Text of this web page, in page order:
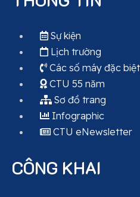
Sự kiện
Lịch trường
Các số máy đặc biệt
CTU 55 năm
Sơ đồ trang
Infographic
CTU eNewsletter
CÔNG KHAI